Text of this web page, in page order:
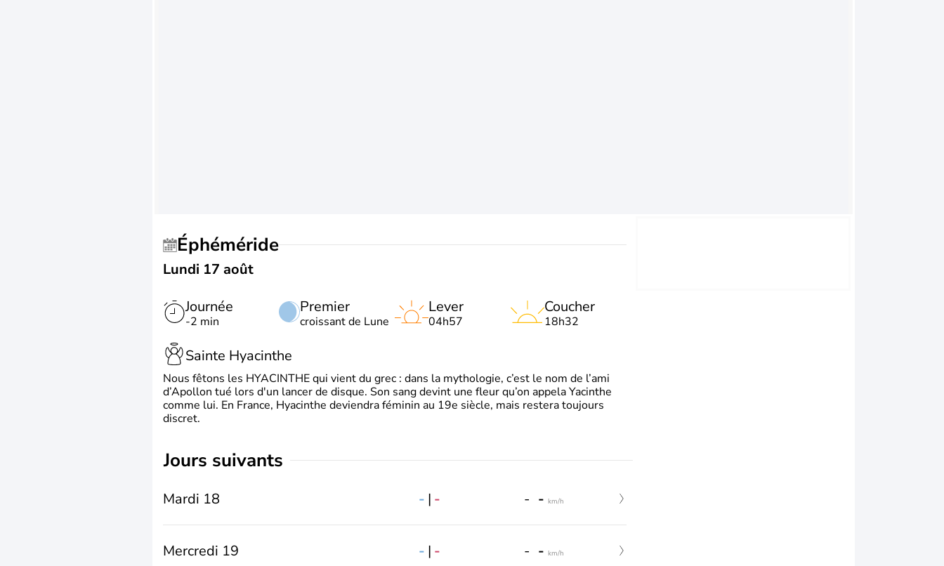
Éphéméride
Lundi 17 août
Journée
-2 min
Premier
croissant de Lune
Lever
04h57
Coucher
18h32
Sainte Hyacinthe
Nous fêtons les HYACINTHE qui vient du grec : dans la mythologie, c’est le nom de l’ami
d’Apollon tué lors d'un lancer de disque. Son sang devint une fleur qu’on appela Yacinthe
comme lui. En France, Hyacinthe deviendra féminin au 19e siècle, mais restera toujours
discret.
jours suivants
Mardi 18 - | - - - km/h
Mercredi 19 - | - - - km/h